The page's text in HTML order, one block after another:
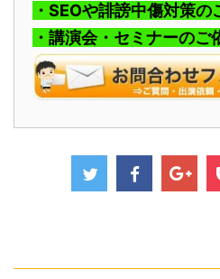
・SEOや誹謗中傷対策の
・講演会・セミナーのご